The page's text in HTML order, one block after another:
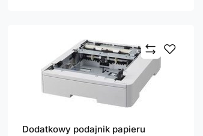
Dodatkowy podajnik papieru